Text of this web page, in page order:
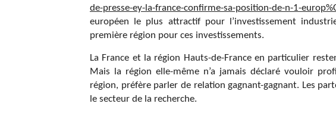
de-presse-ey-la-france-confirme-sa-position-de-n-1-
européen le plus attractif pour l’investissement
première région pour ces investissements.
La France et la région Hauts-de-France en particulier
Mais la région elle-même n’a jamais déclaré vouloir
région, préfère parler de relation gagnant-gagnant. Les
le secteur de la recherche.